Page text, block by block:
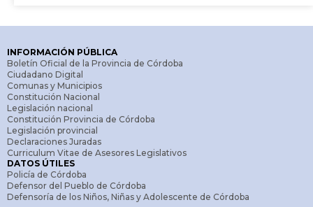
INFORMACIÓN PÚBLICA
Boletín Oficial de la Provincia de Córdoba
Ciudadano Digital
Comunas y Municipios
Constitución Nacional
Legislación nacional
Constitución Provincia de Córdoba
Legislación provincial
Declaraciones Juradas
Curriculum Vitae de Asesores Legislativos
DATOS ÚTILES
Policía de Córdoba
Defensor del Pueblo de Córdoba
Defensoría de los Niños, Niñas y Adolescente de Córdoba